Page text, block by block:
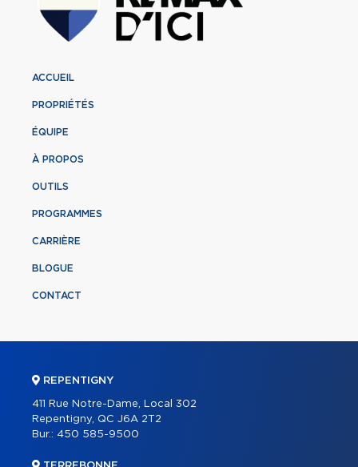
ACCUEIL
PROPRIÉTÉS
ÉQUIPE
À PROPOS
OUTILS
PROGRAMMES
CARRIÈRE
BLOGUE
CONTACT
REPENTIGNY
411 Rue Notre-Dame, Local 302
Repentigny, QC J6A 2T2
Bur.: 450 585-9500